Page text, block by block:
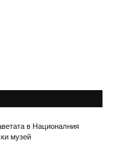
в Националния
музей